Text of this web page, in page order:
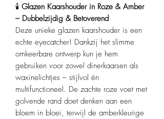
🕯️ Glazen Kaarshouder in Roze & Amber
– Dubbelzijdig & Betoverend
Deze unieke glazen kaarshouder is een
echte eyecatcher! Dankzij het slimme
omkeerbare ontwerp kun je hem
gebruiken voor zowel dinerkaarsen als
waxinelichtjes – stijlvol én
multifunctioneel. De zachte roze voet met
golvende rand doet denken aan een
bloem in bloei, terwijl de amberkleurige